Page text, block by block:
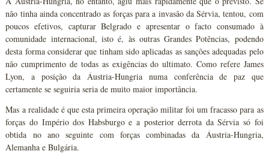
não tinha ainda concentrado as forças para a invasão da Sérvia, tentou, com
poucos efetivos, capturar Belgrado e apresentar o facto consumado à
comunidade internacional, isto é, às outras Grandes Potências, podendo
desta forma considerar que tinham sido aplicadas as sanções adequadas pelo
não cumprimento de todas as exigências do ultimato. Como refere James
Lyon, a posição da Áustria-Hungria numa conferência de paz que
certamente se seguiria seria de muito maior importância.
Mas a realidade é que esta primeira operação militar foi um fracasso para as
forças do Império dos Habsburgo e a posterior derrota da Sérvia só foi
obtida no ano seguinte com forças combinadas da Áustria-Hungria,
Alemanha e Bulgária.